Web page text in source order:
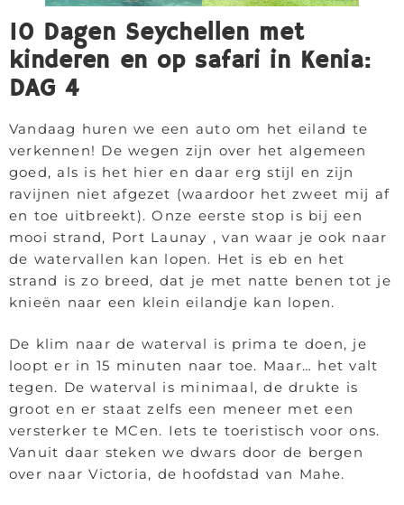
10 Dagen Seychellen met
kinderen en op safari in Kenia:
DAG 4
Vandaag huren we een auto om het eiland te
verkennen! De wegen zijn over het algemeen
goed, als is het hier en daar erg stijl en zijn
ravijnen niet afgezet (waardoor het zweet mij af
en toe uitbreekt). Onze eerste stop is bij een
mooi strand, Port Launay , van waar je ook naar
de watervallen kan lopen. Het is eb en het
strand is zo breed, dat je met natte benen tot je
knieën naar een klein eilandje kan lopen.
De klim naar de waterval is prima te doen, je
loopt er in 15 minuten naar toe. Maar… het valt
tegen. De waterval is minimaal, de drukte is
groot en er staat zelfs een meneer met een
versterker te MCen. Iets te toeristisch voor ons.
Vanuit daar steken we dwars door de bergen
over naar Victoria, de hoofdstad van Mahe.